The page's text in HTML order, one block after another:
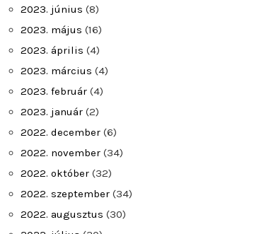
2023. június (8)
2023. május (16)
2023. április (4)
2023. március (4)
2023. február (4)
2023. január (2)
2022. december (6)
2022. november (34)
2022. október (32)
2022. szeptember (34)
2022. augusztus (30)